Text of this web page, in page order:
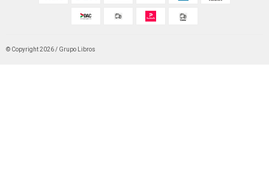
© Copyright 2026 / Grupo Libros